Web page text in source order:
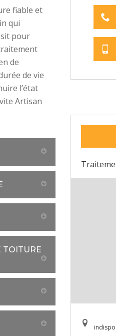
fiable et
qui
pour
de
de vie
l’état
Artisan
TOITURE